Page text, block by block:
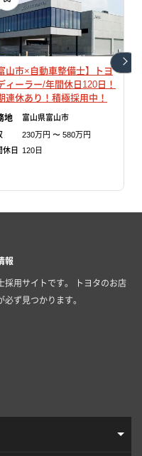
山市×自動車整備士】トヨ
ィーラー/年間休日120日！
連休あり！積極採用中！
富山県富山市
230万円 〜 580万円
休日
120日
報
採用サイトです。 トヨタのお店
ず見つかります。